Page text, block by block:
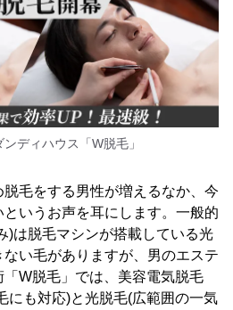
ディハウス「W脱毛」
毛をする男性が増えるなか、今
いうお声を耳にします。一般的
)は脱毛マシンが搭載している光
い毛がありますが、男のエステ
W脱毛」では、美容電気脱毛
にも対応)と光脱毛(広範囲の一気